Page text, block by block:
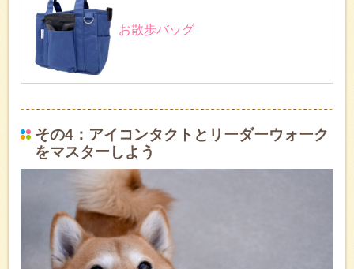
お散歩バッグ
その4：アイコンタクトとリーダーウォーク
をマスターしよう